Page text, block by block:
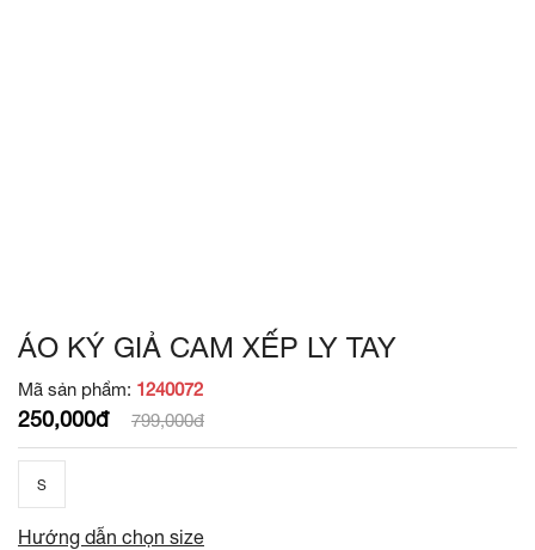
ÁO KÝ GIẢ CAM XẾP LY TAY
Mã sản phẩm: 1240072
250,000đ 799,000đ
S
Hướng dẫn chọn size